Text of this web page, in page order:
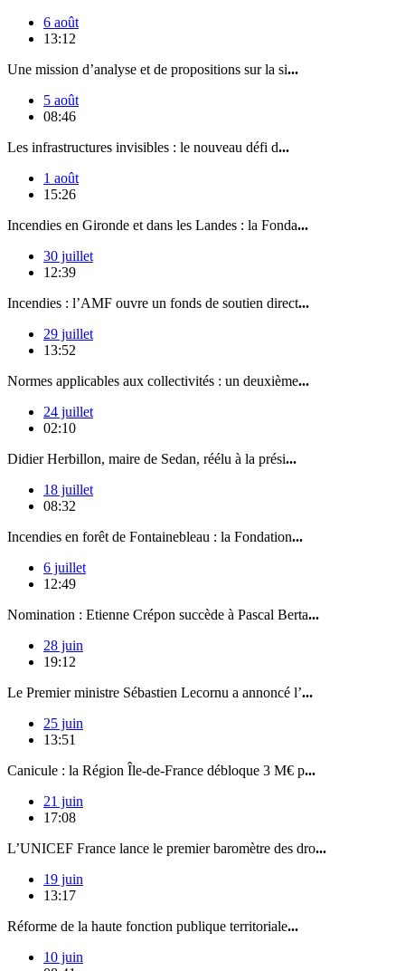
6 août
13:12
Une mission d’analyse et de propositions sur la si...
5 août
08:46
Les infrastructures invisibles : le nouveau défi d...
1 août
15:26
Incendies en Gironde et dans les Landes : la Fonda...
30 juillet
12:39
Incendies : l’AMF ouvre un fonds de soutien direct...
29 juillet
13:52
Normes applicables aux collectivités : un deuxième...
24 juillet
02:10
Didier Herbillon, maire de Sedan, réélu à la prési...
18 juillet
08:32
Incendies en forêt de Fontainebleau : la Fondation...
6 juillet
12:49
Nomination : Etienne Crépon succède à Pascal Berta...
28 juin
19:12
Le Premier ministre Sébastien Lecornu a annoncé l’...
25 juin
13:51
Canicule : la Région Île-de-France débloque 3 M€ p...
21 juin
17:08
L’UNICEF France lance le premier baromètre des dro...
19 juin
13:17
Réforme de la haute fonction publique territoriale...
10 juin